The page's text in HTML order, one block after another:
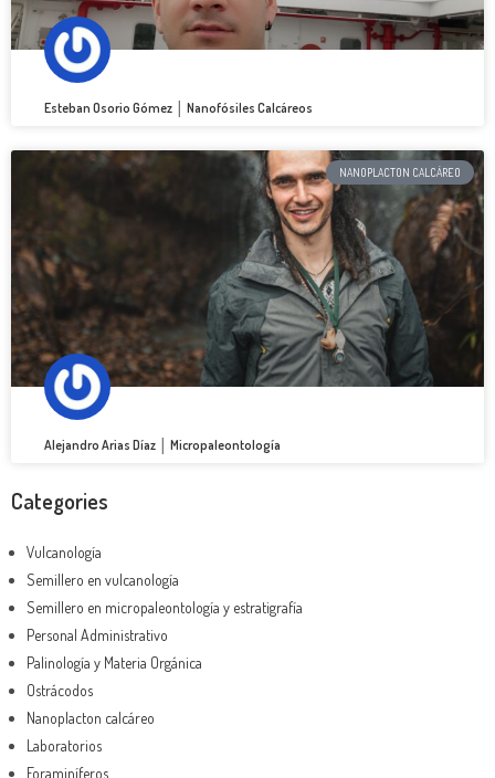
Esteban Osorio Gómez │ Nanofósiles Calcáreos
NANOPLACTON CALCÁREO
Alejandro Arias Díaz │ Micropaleontología
Categories
Vulcanología
Semillero en vulcanología
Semillero en micropaleontología y estratigrafía
Personal Administrativo
Palinología y Materia Orgánica
Ostrácodos
Nanoplacton calcáreo
Laboratorios
Foraminíferos